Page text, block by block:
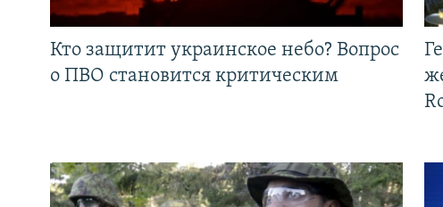
Кто защитит украинское небо? Вопрос
о ПВО становится критическим